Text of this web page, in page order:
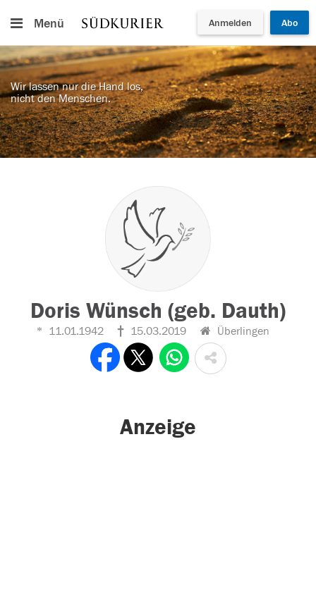
Menü Anmelden Abo
Wir lassen nur die Hand los,
nicht den Menschen.
Doris Wünsch (geb. Dauth)
11.01.1942 15.03.2019 Überlingen
Anzeige